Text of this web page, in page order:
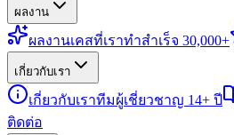
ผลงาน
ผลงานเคสที่เราทำสำเร็จ 30,000+
เกี่ยวกับเรา
เกี่ยวกับเราทีมผู้เชี่ยวชาญ 14+ ปี
ติดต่อ